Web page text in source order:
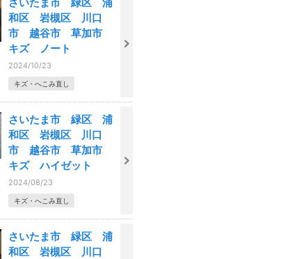
和区 岩槻区 川口
市 越谷市 草加市
キズ ノート
2024/10/23
キズ・へこみ直し
さいたま市 緑区 浦
和区 岩槻区 川口
市 越谷市 草加市
キズ ハイゼット
2024/08/23
キズ・へこみ直し
さいたま市 緑区 浦
和区 岩槻区 川口